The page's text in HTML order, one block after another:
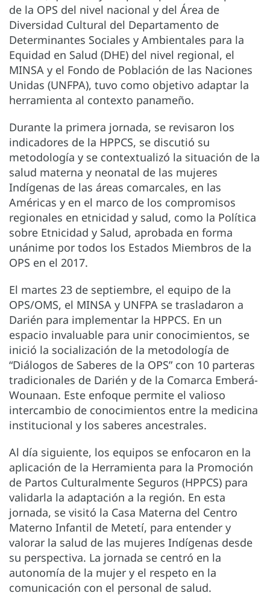
de la OPS del nivel nacional y del Área de
Diversidad Cultural del Departamento de
Determinantes Sociales y Ambientales para la
Equidad en Salud (DHE) del nivel regional, el
MINSA y el Fondo de Población de las Naciones
Unidas (UNFPA), tuvo como objetivo adaptar la
herramienta al contexto panameño.
Durante la primera jornada, se revisaron los
indicadores de la HPPCS, se discutió su
metodología y se contextualizó la situación de la
salud materna y neonatal de las mujeres
Indígenas de las áreas comarcales, en las
Américas y en el marco de los compromisos
regionales en etnicidad y salud, como la Política
sobre Etnicidad y Salud, aprobada en forma
unánime por todos los Estados Miembros de la
OPS en el 2017.
El martes 23 de septiembre, el equipo de la
OPS/OMS, el MINSA y UNFPA se trasladaron a
Darién para implementar la HPPCS. En un
espacio invaluable para unir conocimientos, se
inició la socialización de la metodología de
“Diálogos de Saberes de la OPS” con 10 parteras
tradicionales de Darién y de la Comarca Emberá-
Wounaan. Este enfoque permite el valioso
intercambio de conocimientos entre la medicina
institucional y los saberes ancestrales.
Al día siguiente, los equipos se enfocaron en la
aplicación de la Herramienta para la Promoción
de Partos Culturalmente Seguros (HPPCS) para
validarla la adaptación a la región. En esta
jornada, se visitó la Casa Materna del Centro
Materno Infantil de Metetí, para entender y
valorar la salud de las mujeres Indígenas desde
su perspectiva. La jornada se centró en la
autonomía de la mujer y el respeto en la
comunicación con el personal de salud.